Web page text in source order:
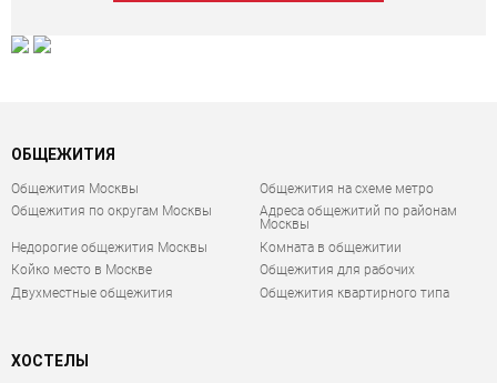
ОБЩЕЖИТИЯ
Общежития Москвы
Общежития на схеме метро
Общежития по округам Москвы
Адреса общежитий по районам
Москвы
Недорогие общежития Москвы
Комната в общежитии
Койко место в Москве
Общежития для рабочих
Двухместные общежития
Общежития квартирного типа
ХОСТЕЛЫ